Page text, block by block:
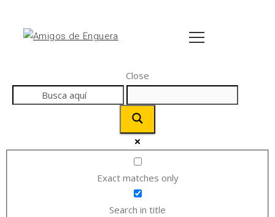
Close
Exact matches only
Search in title